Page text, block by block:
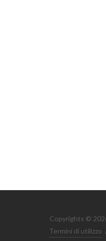
Copyrights ©
Termini di utilizzo